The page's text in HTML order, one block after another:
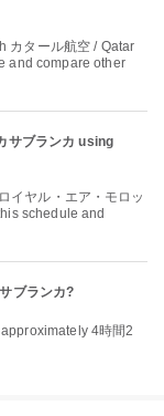
and compare other
サブランカ using
schedule and
ブランカ?